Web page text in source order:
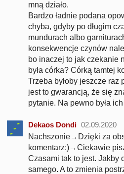
mną działo.
Bardzo ładnie podana
chyba, gdyby po długim
mundurach albo
konsekwencje czynów
bo inaczej to jak czekanie
była córka? Córką tamtej
Trzeba byłoby jeszcze raz
jest to gwarancją, że się
pytanie. Na pewno była
Dekaos Dondi 02.09.2020
Nachszonie→Dzięki za
komentarz:)→Ciekawie
Czasami tak to jest. Jakby
samego. A to zmienia